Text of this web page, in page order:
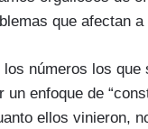
que afectan
los números los
un enfoque de
ellos vinieron,